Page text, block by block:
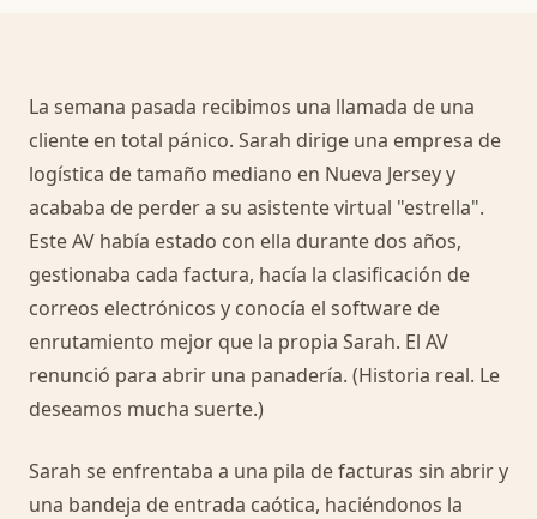
La semana pasada recibimos una llamada de una
cliente en total pánico. Sarah dirige una empresa de
logística de tamaño mediano en Nueva Jersey y
acababa de perder a su asistente virtual "estrella".
Este AV había estado con ella durante dos años,
gestionaba cada factura, hacía la clasificación de
correos electrónicos y conocía el software de
enrutamiento mejor que la propia Sarah. El AV
renunció para abrir una panadería. (Historia real. Le
deseamos mucha suerte.)
Sarah se enfrentaba a una pila de facturas sin abrir y
una bandeja de entrada caótica, haciéndonos la